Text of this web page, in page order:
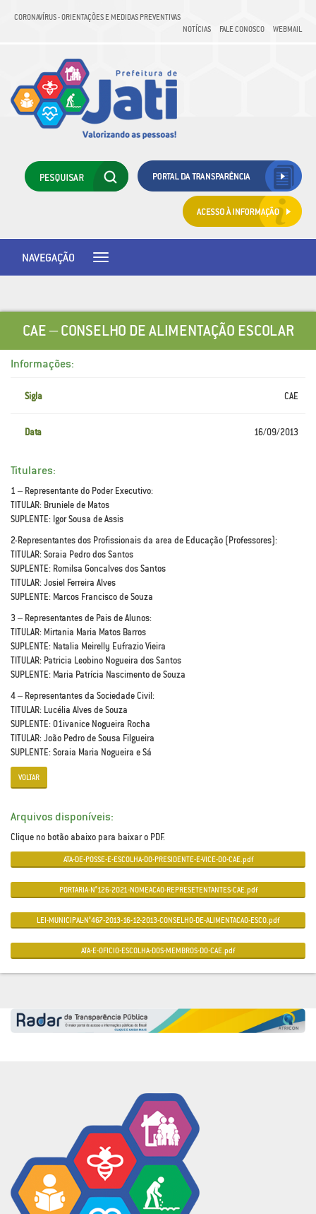
CORONAVÍRUS - ORIENTAÇÕES E MEDIDAS PREVENTIVAS
NOTÍCIAS
FALE CONOSCO WEBMAIL
Toggle
NAVEGAÇÃO
CAE – CONSELHO DE ALIMENTAÇÃO ESCOLAR
Informações:
Sigla CAE
Data 16/09/2013
Titulares:
1 – Representante do Poder Executivo:
TITULAR: Bruniele de Matos
SUPLENTE: Igor Sousa de Assis
2-Representantes dos Profissionais da area de Educação (Professores):
TITULAR: Soraia Pedro dos Santos
SUPLENTE: Romilsa Goncalves dos Santos
TITULAR: Josiel Ferreira Alves
SUPLENTE: Marcos Francisco de Souza
3 – Representantes de Pais de Alunos:
TITULAR: Mirtania Maria Matos Barros
SUPLENTE: Natalia Meirelly Eufrazio Vieira
TITULAR: Patricia Leobino Nogueira dos Santos
SUPLENTE: Maria Patrícia Nascimento de Souza
4 – Representantes da Sociedade Civil:
TITULAR: Lucélia Alves de Souza
SUPLENTE: O1ivanice Nogueira Rocha
TITULAR: João Pedro de Sousa Filgueira
SUPLENTE: Soraia Maria Nogueira e Sá
VOLTAR
Arquivos disponíveis:
Clique no botão abaixo para baixar o PDF.
ATA-DE-POSSE-E-ESCOLHA-DO-PRESIDENTE-E-VICE-DO-CAE.pdf
PORTARIA-N°126-2021-NOMEACAO-REPRESETENTANTES-CAE.pdf
LEI-MUNICIPAL-N°467-2013-16-12-2013-CONSELHO-DE-ALIMENTACAO-ESCO.pdf
ATA-E-OFICIO-ESCOLHA-DOS-MEMBROS-DO-CAE.pdf